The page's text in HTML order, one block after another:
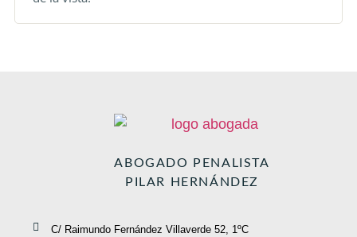
ABOGADO PENALISTA
PILAR HERNÁNDEZ
C/ Raimundo Fernández Villaverde 52, 1ºC